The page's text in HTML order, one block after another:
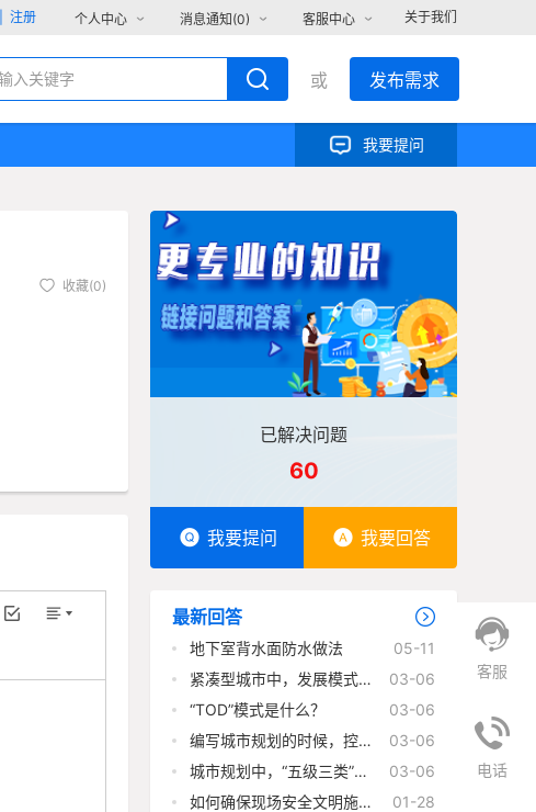
注册 个人中心 消息通知(0) 客服中心 关于我们
或 发布需求
我要提问
收藏(0)
已解决问题
60
我要提问 我要回答
最新回答
地下室背水面防水做法
05-11
紧凑型城市中，发展模式的
03-06
“TOD”模式是什么？
03-06
编写城市规划的时候，控制
几个方面？
03-06
城市规划中，“五级三类”规
03-06
如何确保现场安全文明施工
01-28
客服
电话